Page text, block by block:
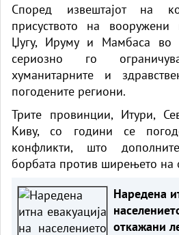
Според извештајот на
присуството на вооружени
Џугу, Ируму и Мамбаса во
сериозно го
хуманитарните и
погодените региони.
Трите провинции, Итури,
Киву, со години се
конфликти, што
борбата против ширењето на
Наредена
откажани